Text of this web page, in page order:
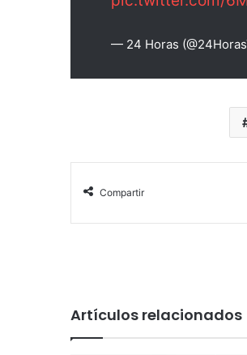
— 24 Horas
Compartir
Artículos relacionados